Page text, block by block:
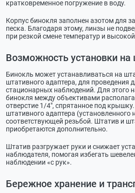
кратковременное погружение в воду.
Корпус бинокля заполнен азотом для
песка. Благодаря этому, линзы не
при резкой смене температур и
Возможность установки на
Бинокль может устанавливаться на
штативного адаптера, для проведения
стационарных наблюдений. Для этого
бинокля между объективами
отверстие 1/4", спрятанное под
штативного адаптера (установленного
соответствующей резьбой. Штатив и
приобретаются дополнительно.
Штатив разгружает руки и снижает
наблюдателя, помогая избегать
наблюдении «с рук».
Бережное хранение и